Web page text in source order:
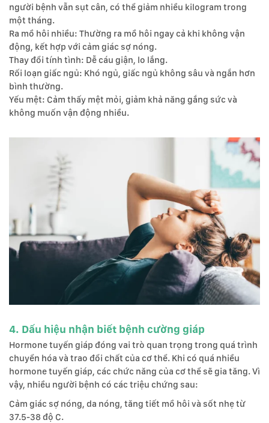
người bệnh vẫn sụt cân, có thể giảm nhiều kilogram trong
một tháng.
Ra mồ hôi nhiều: Thường ra mồ hôi ngay cả khi không vận
động, kết hợp với cảm giác sợ nóng.
Thay đổi tính tình: Dễ cáu giận, lo lắng.
Rối loạn giấc ngủ: Khó ngủ, giấc ngủ không sâu và ngắn hơn
bình thường.
Yếu mệt: Cảm thấy mệt mỏi, giảm khả năng gắng sức và
không muốn vận động nhiều.
4. Dấu hiệu nhận biết bệnh cường giáp
Hormone tuyến giáp đóng vai trò quan trọng trong quá trình
chuyển hóa và trao đổi chất của cơ thể. Khi có quá nhiều
hormone tuyến giáp, các chức năng của cơ thể sẽ gia tăng. Vì
vậy, nhiều người bệnh có các triệu chứng sau:
Cảm giác sợ nóng, da nóng, tăng tiết mồ hôi và sốt nhẹ từ
37.5-38 độ C.